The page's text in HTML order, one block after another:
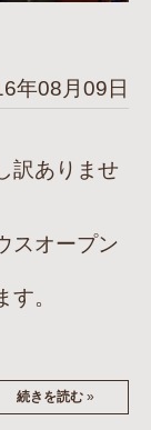
年08月09日
訳ありませ
スオープン
。
続きを読む »